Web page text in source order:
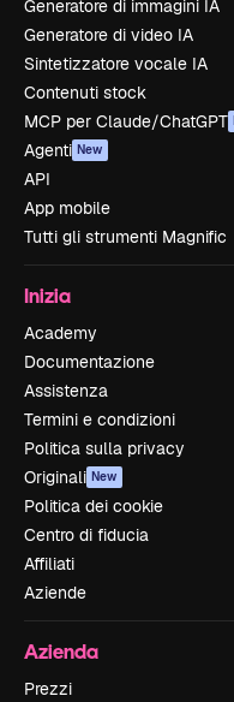
Generatore di immagini IA
Generatore di video IA
Sintetizzatore vocale IA
Contenuti stock
MCP per Claude/ChatGPT
Agenti New
API
App mobile
Tutti gli strumenti Magnific
Inizia
Academy
Documentazione
Assistenza
Termini e condizioni
Politica sulla privacy
Originali New
Politica dei cookie
Centro di fiducia
Affiliati
Aziende
Azienda
Prezzi